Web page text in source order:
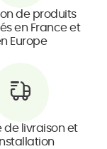
de produits
en France et
Europe
de livraison et